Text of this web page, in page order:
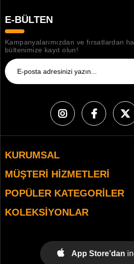
E-BÜLTEN
Kampanyalarımızdan ve fırsatlardan
bültenimize kayıt olun!
KURUMSAL
MÜŞTERI HIZMETLERI
POPÜLER KATEGORILER
KOLEKSIYONLAR
App Store’dan